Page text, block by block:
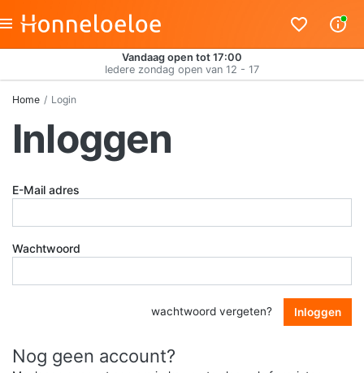
Vandaag open tot 17:00
Iedere zondag open van 12 - 17
Home Login
Inloggen
E-Mail adres
Wachtwoord
wachtwoord vergeten? Inloggen
Nog geen account?